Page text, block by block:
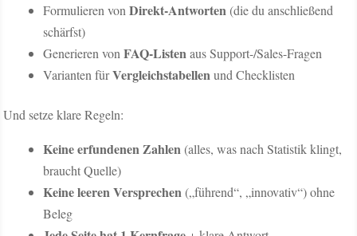
Formulieren vonDirekt-Antworten(die du anschließend
schärfst)
Generieren vonFAQ-Listenaus Support-/Sales-Fragen
Varianten fürVergleichstabellenund Checklisten
Und setze klare Regeln:
Keine erfundenen Zahlen(alles, was nach Statistik klingt,
braucht Quelle)
Keine leeren Versprechen(„führend“, „innovativ“) ohne
Beleg